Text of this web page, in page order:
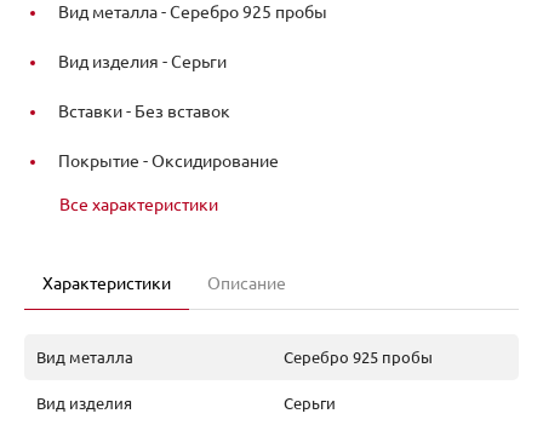
Вид металла -Серебро 925 пробы
Вид изделия -Серьги
Вставки - Без вставок
Покрытие -Оксидирование
Все характеристики
Характеристики Описание
Вид металла Серебро 925 пробы
Вид изделия Серьги